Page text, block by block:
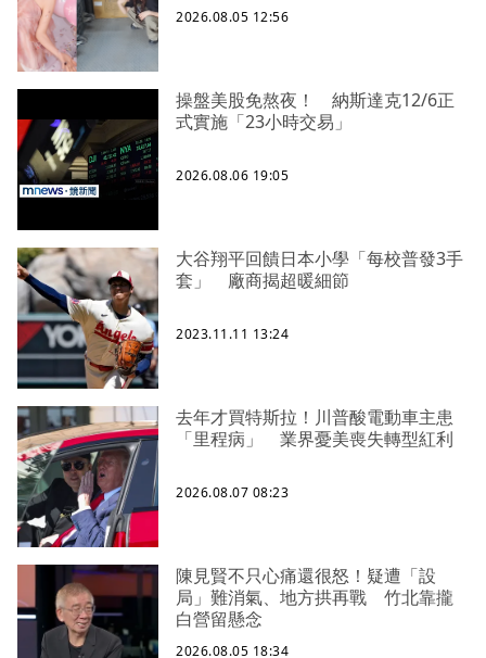
2026.08.05 12:56
操盤美股免熬夜！ 納斯達克12/6正
式實施「23小時交易」
2026.08.06 19:05
大谷翔平回饋日本小學「每校普發3手
套」 廠商揭超暖細節
2023.11.11 13:24
去年才買特斯拉！川普酸電動車主患
「里程病」 業界憂美喪失轉型紅利
2026.08.07 08:23
陳見賢不只心痛還很怒！疑遭「設
局」難消氣、地方拱再戰 竹北靠攏
白營留懸念
2026.08.05 18:34